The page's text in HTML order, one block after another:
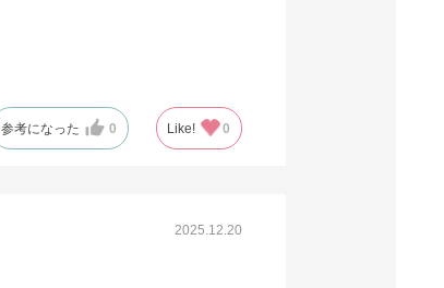
税抜 ￥12,274 /単価
￥337.53
参考になった 0 Like! 0
2025.12.20